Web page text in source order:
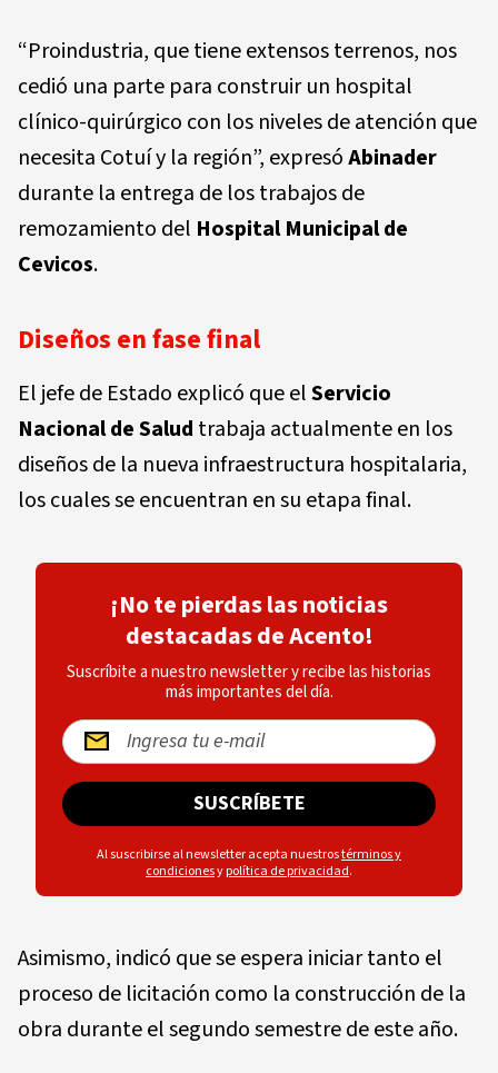
“Proindustria, que tiene extensos terrenos, nos
cedió una parte para construir un hospital
clínico-quirúrgico con los niveles de atención que
necesita Cotuí y la región”, expresóAbinader
durante la entrega de los trabajos de
remozamiento del Hospital Municipal de
Cevicos.
Diseños en fase final
El jefe de Estado explicó que elServicio
Nacional de Salud trabaja actualmente en los
diseños de la nueva infraestructura hospitalaria,
los cuales se encuentran en su etapa final.
¡No te pierdas las noticias
destacadas de Acento!
Suscríbite a nuestro newsletter y recibe las historias
más importantes del día.
SUSCRÍBETE
Al suscribirse al newsletter acepta nuestrostérminos y
condicionesypolítica de privacidad.
Asimismo, indicó que se espera iniciar tanto el
proceso de licitación como la construcción de la
obra durante el segundo semestre de este año.